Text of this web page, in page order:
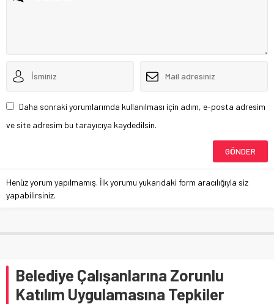
Daha sonraki yorumlarımda kullanılması için adım, e-posta adresim
ve site adresim bu tarayıcıya kaydedilsin.
Henüz yorum yapılmamış. İlk yorumu yukarıdaki form aracılığıyla siz
yapabilirsiniz.
Belediye Çalışanlarına Zorunlu
Katılım Uygulamasına Tepkiler